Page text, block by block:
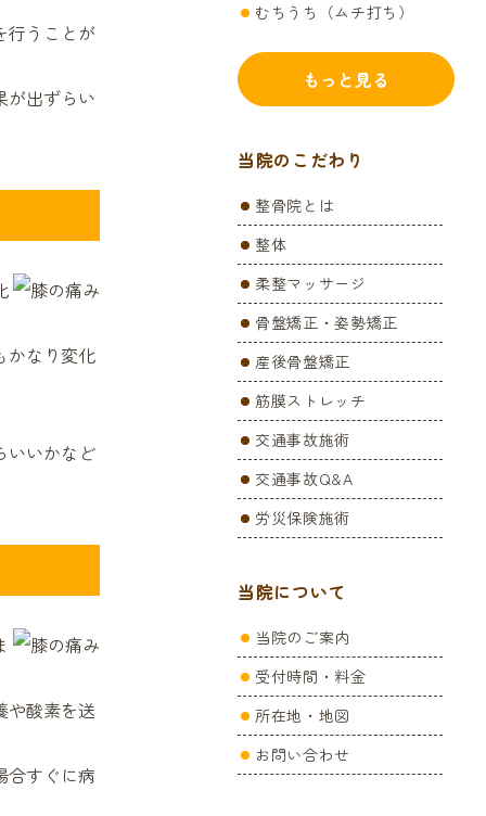
行うことが
が出ずらい
かなり変化
いいかなど
や酸素を送
合すぐに病
むちうち（ムチ打ち）
頭痛
身体のゆがみ
膝の治療
交通事故Q&A
手首の痛み
股関節痛
四十肩・五十肩
腰痛・ぎっくり腰
テニス肘
胸郭出口症候群
子供整体
整骨院と整体院の違い
野球肩・野球肘
産後骨盤矯正
脊柱管狭窄症
スポーツ傷害
手根管症候群
もっと見る
当院のこだわり
整骨院とは
整体
柔整マッサージ
骨盤矯正・姿勢矯正
産後骨盤矯正
筋膜ストレッチ
交通事故施術
交通事故Q&A
労災保険施術
当院について
当院のご案内
受付時間・料金
所在地・地図
お問い合わせ